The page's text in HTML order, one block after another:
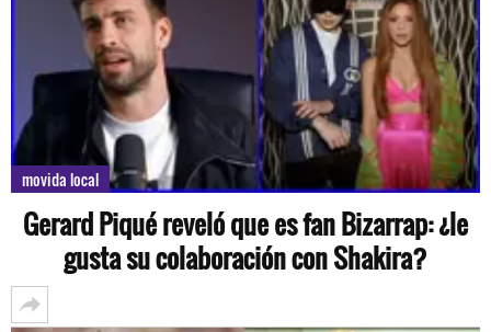
movida local
Gerard Piqué reveló que es fan Bizarrap: ¿le
gusta su colaboración con Shakira?